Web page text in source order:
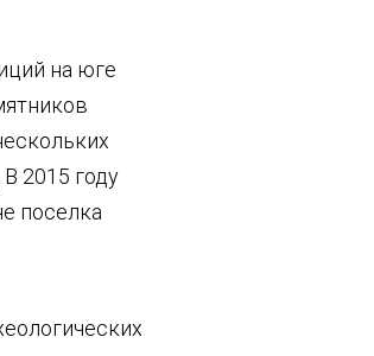
на юге
2015 году
поселка